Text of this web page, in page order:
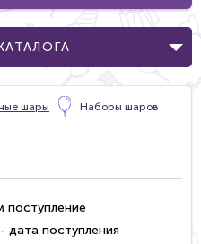
шары Наборы шаров
поступление
- дата поступления